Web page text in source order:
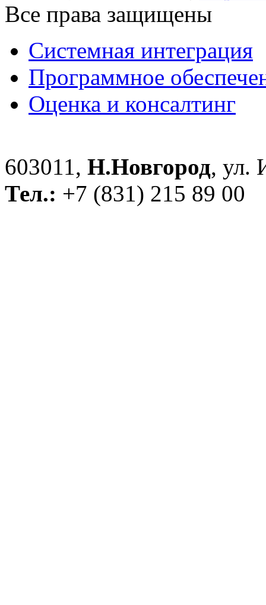
Все права защищены
Системная интеграция
Программное
Оценка и консалтинг
603011, Н.Новгород, ул.
Тел.: +7 (831) 215 89 00